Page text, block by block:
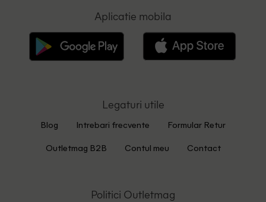
Aplicatie mobila
Legaturi utile
Blog Intrebari frecvente Formular Retur
Outletmag B2B Contul meu Contact
Politici Outletmag